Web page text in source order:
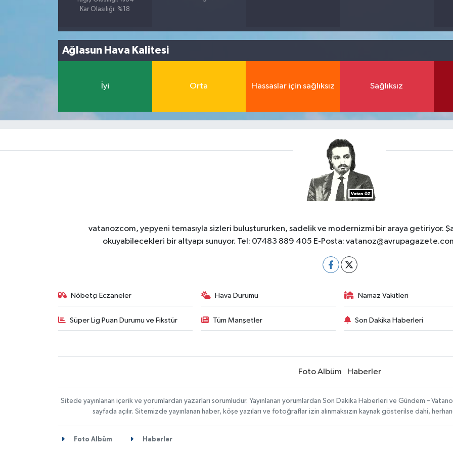
Kar Olasılığı: %18
Ağlasun Hava Kalitesi
İyi Orta Hassaslar için sağlıksız Sağlıksız
vatanozcom, yepyeni temasıyla sizleri buluştururken, sadelik ve modernizmi bir araya getiriyor.
okuyabilecekleri bir altyapı sunuyor. Tel: 07483 889 405 E-Posta:
Nöbetçi Eczaneler Hava Durumu Namaz Vakitleri
Süper Lig Puan Durumu ve Fikstür Tüm Manşetler Son Dakika Haberleri
Foto Albüm Haberler
Sitede yayınlanan içerik ve yorumlardan yazarları sorumludur. Yayınlanan yorumlardan Son Dakika Haberleri ve Gündem –
sayfada açılır. Sitemizde yayınlanan haber, köşe yazıları ve fotoğraflar izin alınmaksızın kaynak gösterilse dahi,
Foto Albüm Haberler